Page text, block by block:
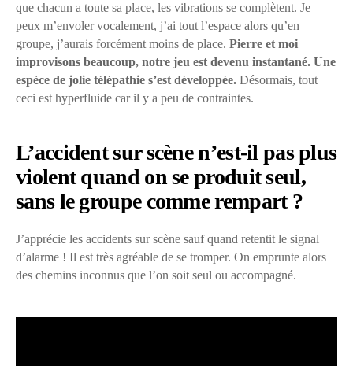
que chacun a toute sa place, les vibrations se complètent. Je
peux m’envoler vocalement, j’ai tout l’espace alors qu’en
groupe, j’aurais forcément moins de place. Pierre et moi
improvisons beaucoup, notre jeu est devenu instantané. Une
espèce de jolie télépathie s’est développée. Désormais, tout
ceci est hyperfluide car il y a peu de contraintes.
L’accident sur scène n’est-il pas plus
violent quand on se produit seul,
sans le groupe comme rempart ?
J’apprécie les accidents sur scène sauf quand retentit le signal
d’alarme ! Il est très agréable de se tromper. On emprunte alors
des chemins inconnus que l’on soit seul ou accompagné.